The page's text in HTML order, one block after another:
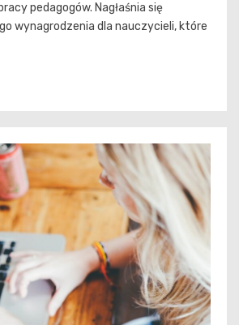
pedagogów. Nagłaśnia się
wynagrodzenia dla nauczycieli, które